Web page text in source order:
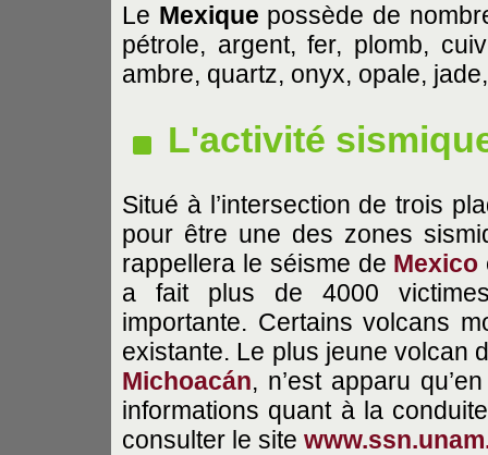
Le Mexique possède de
pétrole, argent, fer, plomb,
ambre, quartz, onyx, opale,
L'activité
Situé à l’intersection de trois
pour être une des zones
rappellera le séisme de Mexico
a fait plus de 4000
importante. Certains volcans
existante. Le plus jeune volcan
Michoacán, n’est apparu
informations quant à la
consulter le site